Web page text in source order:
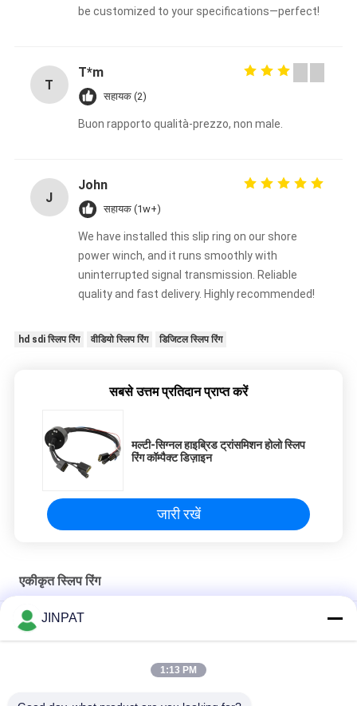
be customized to your specifications—perfect!
T
T*m
सहायक (2)
Buon rapporto qualità-prezzo, non male.
J
John
सहायक (1w+)
We have installed this slip ring on our shore
power winch, and it runs smoothly with
uninterrupted signal transmission. Reliable
quality and fast delivery. Highly recommended!
hd sdi स्लिप रिंग वीडियो स्लिप रिंग डिजिटल स्लिप रिंग
सबसे उत्तम प्रतिदान प्राप्त करें
मल्टी-सिग्नल हाइब्रिड ट्रांसमिशन होलो स्लिप
रिंग कॉम्पैक्ट डिज़ाइन
जारी रखें
एकीकृत स्लिप रिंग
JINPAT इंटीग्रेटेड स्लिप रिंग इलेक्ट्रिकल + USB+HDMI+ईथरनेट
JINPAT
1:13 PM